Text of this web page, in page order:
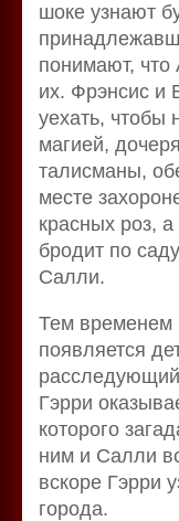
шоке узнают
понимают, что
их. Фрэнсис и
уехать, чтобы
магией,
талисманы,
месте
красных роз,
бродит по
Салли.
Тем временем
появляется
Гэрри
которого
ним и Салли
вскоре Гэрри
города.